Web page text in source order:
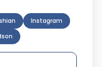
Instagram